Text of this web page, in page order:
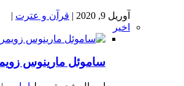
آوریل 9, 2020 | قرآن و عترت |
اخیر
ساموئل مارینوس